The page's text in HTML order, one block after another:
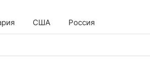
США Россия